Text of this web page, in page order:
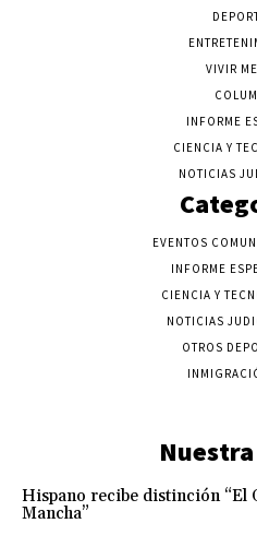
VIVIR
INFORME
CIENCIA Y
NOTICIAS
EVENTOS
INFORME
CIENCIA Y
NOTICIAS
OTROS
Hispano recibe distinción “El
Mancha”